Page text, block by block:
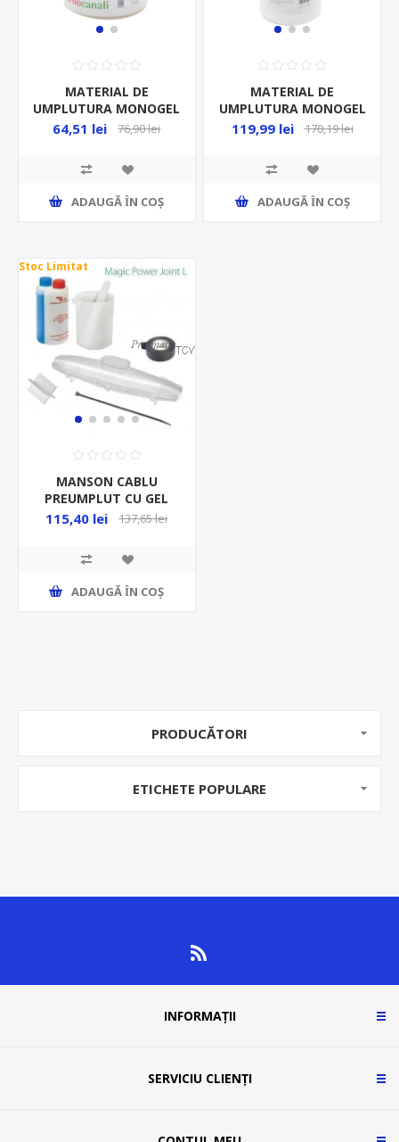
MATERIAL DE
UMPLUTURA MONOGEL
350ML/BUC
64,51 lei 76,90 lei
ADAUGĂ ȊN COŞ
MATERIAL DE
UMPLUTURA MONOGEL
800ML/BUC
119,99 lei 170,19 lei
ADAUGĂ ȊN COŞ
Stoc Limitat
MANSON CABLU
PREUMPLUT CU GEL
MAX 4* 25MMP 1KV
115,40 lei 137,65 lei
ADAUGĂ ȊN COŞ
PRODUCĂTORI
ETICHETE POPULARE
INFORMAȚII
SERVICIU CLIENȚI